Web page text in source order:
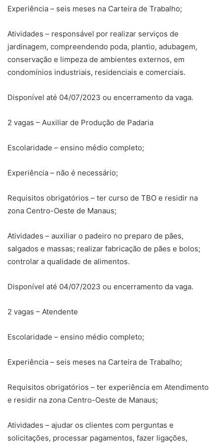
Experiência – seis meses na Carteira de Trabalho;
Atividades – responsável por realizar serviços de
jardinagem, compreendendo poda, plantio, adubagem,
conservação e limpeza de ambientes externos, em
condomínios industriais, residenciais e comerciais.
Disponível até 04/07/2023 ou encerramento da vaga.
2 vagas – Auxiliar de Produção de Padaria
Escolaridade – ensino médio completo;
Experiência – não é necessário;
Requisitos obrigatórios – ter curso de TBO e residir na
zona Centro-Oeste de Manaus;
Atividades – auxiliar o padeiro no preparo de pães,
salgados e massas; realizar fabricação de pães e bolos;
controlar a qualidade de alimentos.
Disponível até 04/07/2023 ou encerramento da vaga.
2 vagas – Atendente
Escolaridade – ensino médio completo;
Experiência – seis meses na Carteira de Trabalho;
Requisitos obrigatórios – ter experiência em Atendimento
e residir na zona Centro-Oeste de Manaus;
Atividades – ajudar os clientes com perguntas e
solicitações, processar pagamentos, fazer ligações,